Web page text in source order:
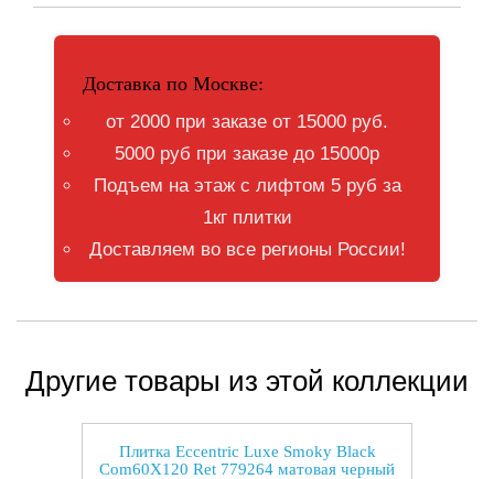
Доставка по Москве:
от 2000 при заказе от 15000 руб.
5000 руб при заказе до 15000р
Подъем на этаж с лифтом 5 руб за
1кг плитки
Доставляем во все регионы России!
Другие товары из этой коллекции
Плитка Eccentric Luxe Smoky Black
Com60X120 Ret 779264 матовая черный